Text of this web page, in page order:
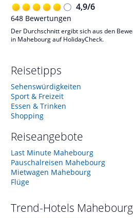
4,9/6
648 Bewertungen
Der Durchschnitt ergibt sich aus den
in Mahebourg auf HolidayCheck.
Reisetipps
Sehenswürdigkeiten
Sport & Freizeit
Essen & Trinken
Shopping
Reiseangebote
Last Minute Mahebourg
Pauschalreisen Mahebourg
Mietwagen Mahebourg
Flüge
Trend-Hotels Mahebourg